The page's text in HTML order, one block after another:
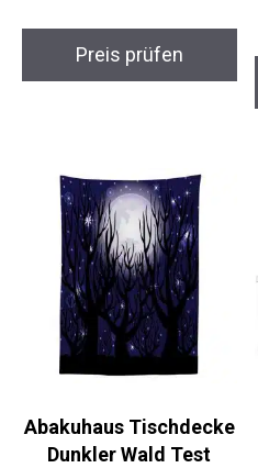
Preis prüfen
Abakuhaus Tischdecke
Dunkler Wald Test